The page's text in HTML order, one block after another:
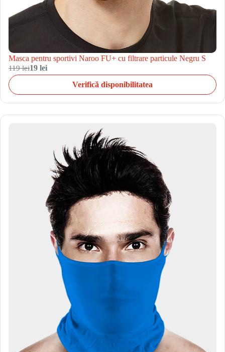
Masca pentru sportivi Naroo FU+ cu filtrare particule Negru S
119 lei19 lei
Verifică disponibilitatea